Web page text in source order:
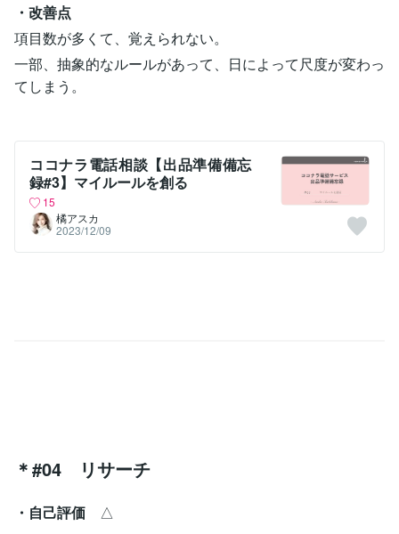
・改善点
項目数が多くて、覚えられない。
一部、抽象的なルールがあって、日によって尺度が変わっ
てしまう。
ココナラ電話相談【出品準備備忘
録#3】マイルールを創る
15
橘アスカ
2023/12/09
＊#04 リサーチ
・自己評価 △